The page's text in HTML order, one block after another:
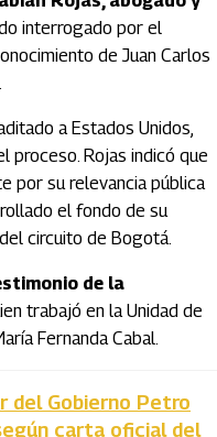
interrogado por el
de Juan Carlos
a Estados Unidos,
proceso. Rojas indicó que
por su relevancia pública
el fondo de su
circuito de Bogotá.
de la
trabajó en la Unidad de
Fernanda Cabal.
del Gobierno Petro
carta oficial del